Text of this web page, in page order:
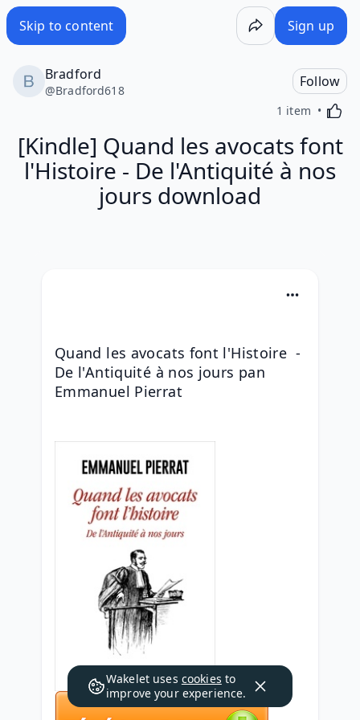
Skip to content Sign up
Bradford
@Bradford618
Follow
1 item
[Kindle] Quand les avocats font
l'Histoire - De l'Antiquité à nos
jours download
Quand les avocats font l'Histoire  -
De l'Antiquité à nos jours pan
Emmanuel Pierrat
Wakelet uses cookies to
improve your experience.